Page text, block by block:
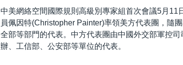
中美網絡空間國際規則高級別專家組首次會議5月11
員佩因特(Christopher Painter)率領美方代表團，隨
全部等部門的代表。中方代表團由中國外交部軍控
辦、工信部、公安部等單位的代表。